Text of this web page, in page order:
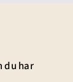
du har